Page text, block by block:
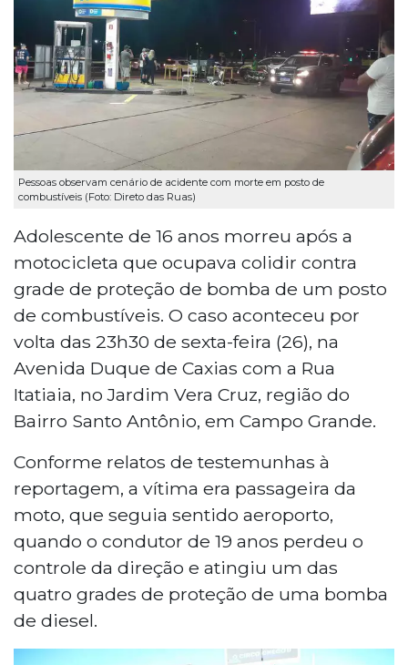
Pessoas observam cenário de acidente com morte em posto de
combustíveis (Foto: Direto das Ruas)
Adolescente de 16 anos morreu após a
motocicleta que ocupava colidir contra
grade de proteção de bomba de um posto
de combustíveis. O caso aconteceu por
volta das 23h30 de sexta-feira (26), na
Avenida Duque de Caxias com a Rua
Itatiaia, no Jardim Vera Cruz, região do
Bairro Santo Antônio, em Campo Grande.
Conforme relatos de testemunhas à
reportagem, a vítima era passageira da
moto, que seguia sentido aeroporto,
quando o condutor de 19 anos perdeu o
controle da direção e atingiu um das
quatro grades de proteção de uma bomba
de diesel.